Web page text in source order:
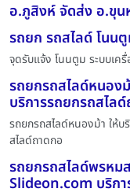
อ.ภูสิงห์ จัดส่ง อ.ขุ
รถยก รถสไลด์ โนน
จุดรับแจ้ง โนนตูม ระบบเ
รถยกรถสไลด์หนอง
บริการรถยกรถสไล
รถยกรถสไลด์หนองม้า ให้
สไลด์ถาดกอ
รถยกรถสไลด์พรหม
Slideon.com บริก